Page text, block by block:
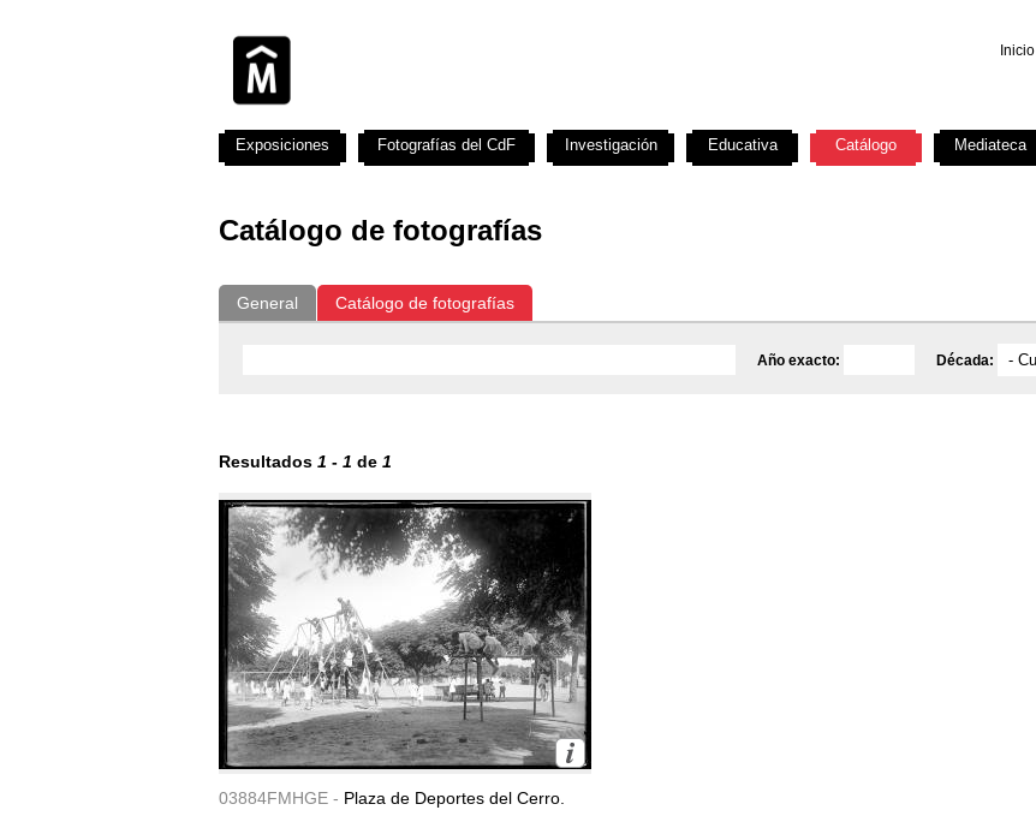
Inicio
Catálogo de fotografías
General Catálogo de fotografías
Año exacto: Década:
Resultados 1 - 1 de 1
03884FMHGE - Plaza de Deportes del Cerro.
Exposiciones Fotografías del CdF Investigación Educativa Catálogo Mediateca